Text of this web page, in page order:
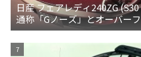
日産 フェアレディ240ZG
通称「Gノーズ」とオーバー
備した特別なZ